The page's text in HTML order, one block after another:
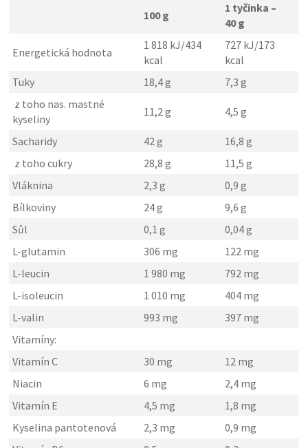
100 g
1 tyčinka –
40 g
Energetická hodnota
1 818 kJ/434
kcal
727 kJ/173
kcal
Tuky
18,4 g
7,3 g
z toho nas. mastné
kyseliny
11,2 g 4,5 g
Sacharidy 42 g
16,8 g
z toho cukry
28,8 g
11,5 g
Vláknina
2,3 g
0,9 g
Bílkoviny
24 g
9,6 g
Sůl
0,1 g
0,04 g
L-glutamin
306 mg
122 mg
L-leucin
1 980 mg
792 mg
L-isoleucin
1 010 mg
404 mg
L-valin
993 mg
397 mg
Vitamíny:
Vitamín C
30 mg
12 mg
Niacin
6 mg
2,4 mg
Vitamín E
4,5 mg
1,8 mg
Kyselina pantotenová
2,3 mg
0,9 mg